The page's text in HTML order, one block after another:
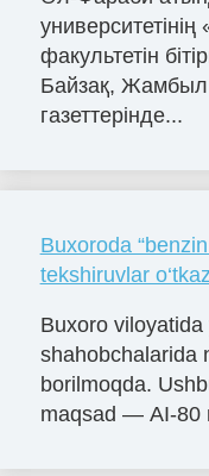
факультетін
Байзақ,
газеттерінде...
Buxoroda
tekshiruvlar
Buxoro viloyatida
shahobchalarida
borilmoqda.
maqsad — AI-80